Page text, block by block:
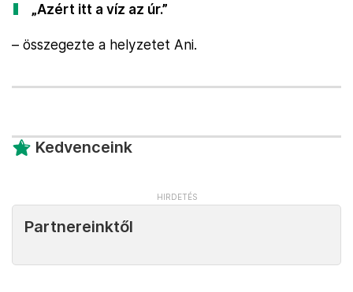
„Azért itt a víz az úr.”
– összegezte a helyzetet Ani.
Kedvenceink
Partnereinktől